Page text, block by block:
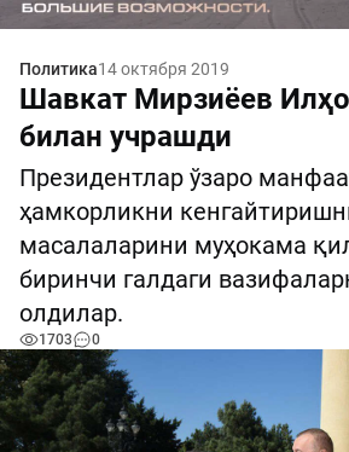
Политика14 октября 2019
Шавкат Мирзиёев
билан учрашди
Президентлар ўзаро
ҳамкорликни
масалаларини муҳокама
биринчи галдаги
олдилар.
1703 0